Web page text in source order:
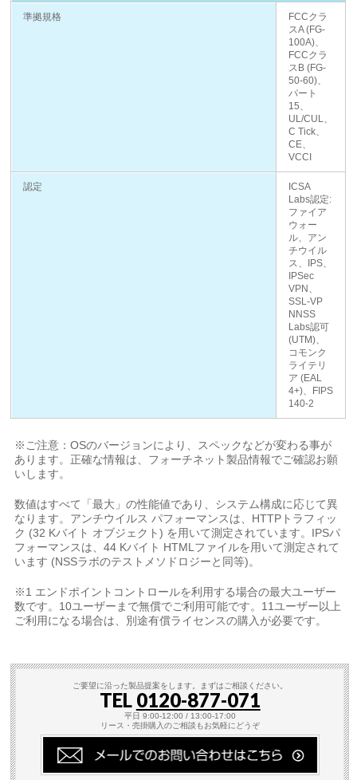
準拠規格
FCCクラ
スA (FG-
100A)、
FCCクラ
スB (FG-
50-60)、
パート
15、
UL/CUL、
C Tick、
CE、
VCCI
認定
ICSA
Labs認定:
ファイア
ウォー
ル、アン
チウイル
ス、IPS、
IPSec
VPN、
SSL-VP
NNSS
Labs認可
(UTM)、
コモンク
ライテリ
ア (EAL
4+)、FIPS
140-2
※ご注意：OSのバージョンにより、スペックなどが変わる事が
あります。正確な情報は、フォーチネット製品情報でご確認お願
いします。
数値はすべて「最大」の性能値であり、システム構成に応じて異
なります。アンチウイルス パフォーマンスは、HTTPトラフィッ
ク (32 Kバイト オブジェクト) を用いて測定されています。IPSパ
フォーマンスは、44 Kバイト HTMLファイルを用いて測定されて
います (NSSラボのテストメソドロジーと同等)。
※1 エンドポイントコントロールを利用する場合の最大ユーザー
数です。10ユーザーまで無償でご利用可能です。11ユーザー以上
ご利用になる場合は、別途有償ライセンスの購入が必要です。
ご要望に沿った製品提案をします。まずはご相談ください。
TEL 0120-877-071
平日 9:00-12:00 / 13:00-17:00
リース・売掛購入のご相談もお気軽にどうぞ